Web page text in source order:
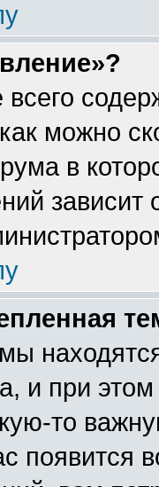
можно
в
зависит
и при
то
появится